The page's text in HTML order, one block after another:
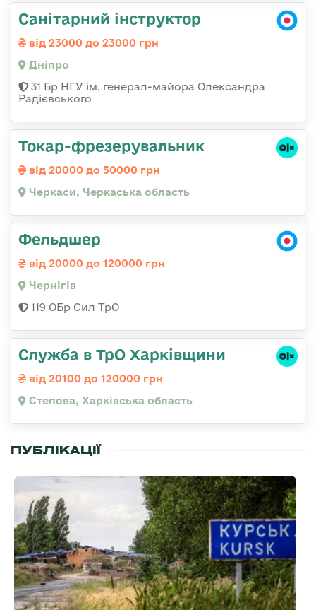
Санітарний інструктор
від 23000 до 23000 грн
Дніпро
31 Бр НГУ ім. генерал-майора Олександра
Радієвського
Токар-фрезерувальник
від 20000 до 50000 грн
Черкаси, Черкаська область
Фельдшер
від 20000 до 120000 грн
Чернігів
119 ОБр Сил ТрО
Служба в ТрО Харківщини
від 20100 до 120000 грн
Степова, Харківська область
ПУБЛІКАЦІЇ